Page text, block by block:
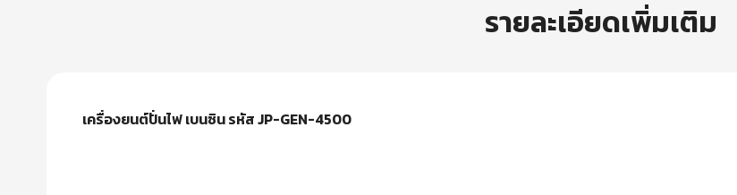
รายละเอียดเพิ่มเติม
เครื่องยนต์ปั่นไฟ เบนซิน รหัส JP-GEN-4500